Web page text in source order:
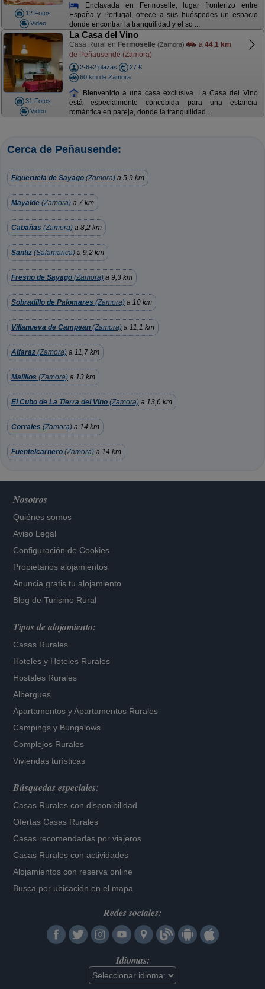
12 Fotos
Video
Enclavada en Fermoselle, lugar fronterizo entre
España y Portugal, ofrece a sus huéspedes un espacio
donde encontrar la tranquilidad y el so ...
31 Fotos
Video
La Casa del Vino
Casa Rural en Fermoselle (Zamora) a 44,1 km
de Peñausende (Zamora)
2-6+2 plazas
27 €
60 km de Zamora
Bienvenido a una casa exclusiva. La Casa del Vino
está especialmente concebida para una estancia
romántica en pareja, donde la tranquilidad ...
Cerca de Peñausende:
Figueruela de Sayago (Zamora) a 5,9 km
Mayalde (Zamora) a 7 km
Cabañas (Zamora) a 8,2 km
Santiz (Salamanca) a 9,2 km
Fresno de Sayago (Zamora) a 9,3 km
Sobradillo de Palomares (Zamora) a 10 km
Villanueva de Campean (Zamora) a 11,1 km
Alfaraz (Zamora) a 11,7 km
Malillos (Zamora) a 13 km
El Cubo de La Tierra del Vino (Zamora) a 13,6 km
Corrales (Zamora) a 14 km
Fuentelcarnero (Zamora) a 14 km
Nosotros
Quiénes somos
Aviso Legal
Configuración de Cookies
Propietarios alojamientos
Anuncia gratis tu alojamiento
Blog de Turismo Rural
Tipos de alojamiento:
Casas Rurales
Hoteles y Hoteles Rurales
Hostales Rurales
Albergues
Apartamentos yApartamentos Rurales
Campings y Bungalows
Complejos Rurales
Viviendas turísticas
Búsquedas especiales:
Casas Rurales con disponibilidad
Ofertas Casas Rurales
Casas recomendadas por viajeros
Casas Rurales con actividades
Alojamientos con reserva online
Busca por ubicación en el mapa
Redes sociales:
Idiomas: